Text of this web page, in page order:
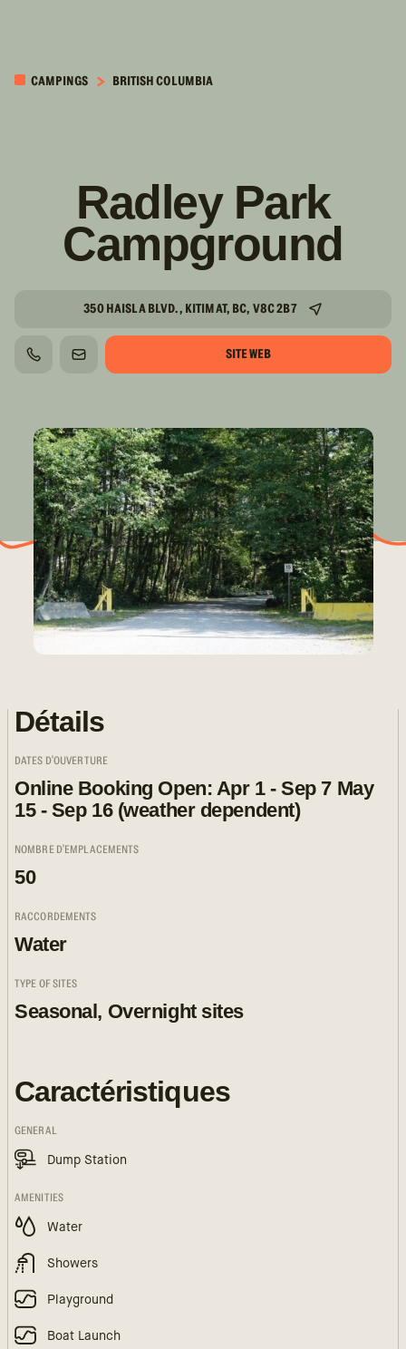
CONTENUCAMPINGS BRITISH COLUMBIA
Radley Park
Campground
350 HAISLA BLVD., KITIMAT, BC, V8C 2B7
TÉLÉPHONECOURRIEL SITE WEB
Détails
DATES D'OUVERTURE
Online Booking Open: Apr 1 - Sep 7 May
15 - Sep 16 (weather dependent)
NOMBRE D'EMPLACEMENTS
50
RACCORDEMENTS
Water
TYPE OF SITES
Seasonal, Overnight sites
Caractéristiques
GENERAL
Dump Station
AMENITIES
Water
Showers
Playground
Boat Launch